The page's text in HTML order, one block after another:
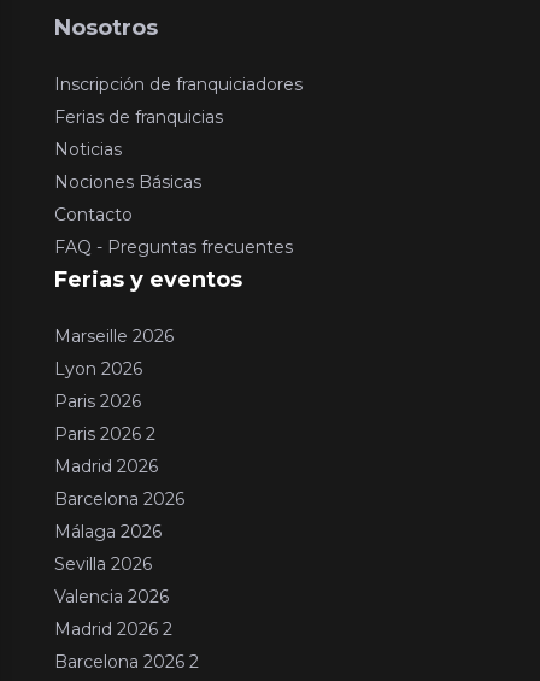
Nosotros
Inscripción de franquiciadores
Ferias de franquicias
Noticias
Nociones Básicas
Contacto
FAQ - Preguntas frecuentes
Ferias y eventos
Marseille 2026
Lyon 2026
Paris 2026
Paris 2026 2
Madrid 2026
Barcelona 2026
Málaga 2026
Sevilla 2026
Valencia 2026
Madrid 2026 2
Barcelona 2026 2